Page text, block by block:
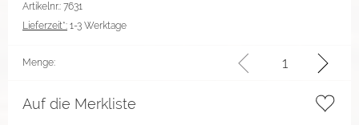
Artikelnr.: 7631
Lieferzeit*: 1-3 Werktage
Menge:
Auf die Merkliste